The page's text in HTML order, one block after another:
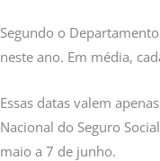
Segundo o
neste ano. Em média,
Essas datas valem
Nacional do Seguro
maio a 7 de junho.